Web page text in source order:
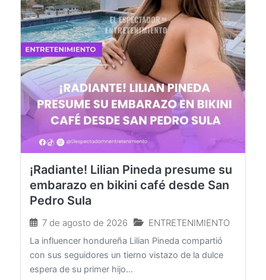
¡Radiante! Lilian Pineda presume su
embarazo en bikini café desde San
7 de agosto de 2026 ENTRETENIMIENTO
La influencer hondureña Lilian Pineda compartió
con sus seguidores un tierno vistazo de la dulce